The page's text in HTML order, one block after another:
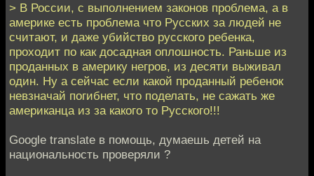
> В России, с выполнением законов проблема, а в
америке есть проблема что Русских за людей не
считают, и даже убийство русского ребенка,
проходит по как досадная оплошность. Раньше из
проданных в америку негров, из десяти выживал
один. Ну а сейчас если какой проданный ребенок
невзначай погибнет, что поделать, не сажать же
американца из за какого то Русского!!!
Google translate в помощь, думаешь детей на
национальность проверяли ?